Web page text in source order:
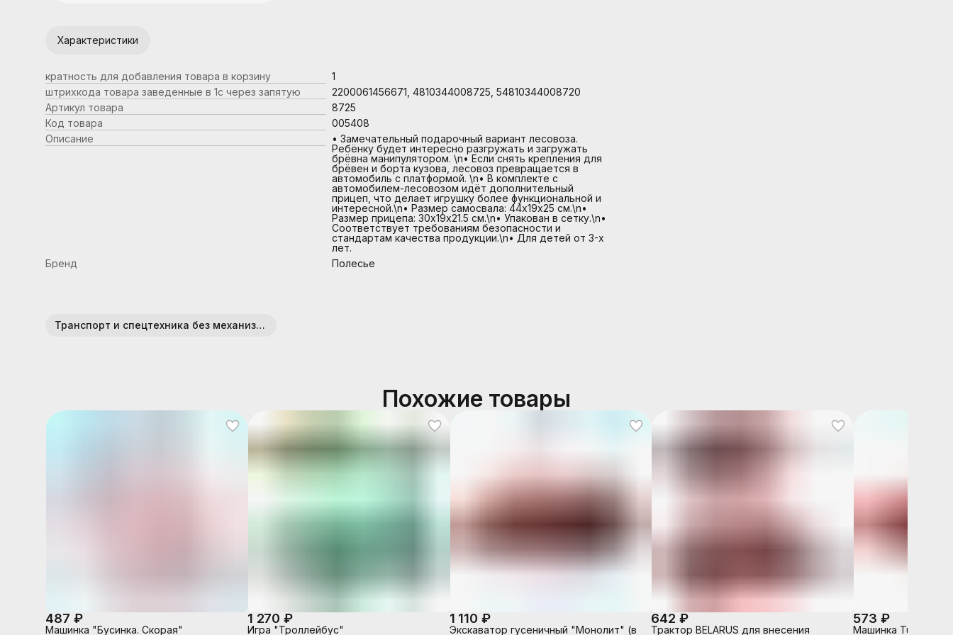
Характеристики
кратность для добавления товара в корзину
1
штрихкода товара заведенные в 1с через запятую
2200061456671, 4810344008725, 54810344008720
Артикул товара
8725
Код товара
005408
Описание
• Замечательный подарочный вариант лесовоза.
Ребёнку будет интересно разгружать и загружать
брёвна манипулятором. \n• Если снять крепления для
брёвен и борта кузова, лесовоз превращается в
автомобиль с платформой. \n• В комплекте с
автомобилем-лесовозом идёт дополнительный
прицеп, что делает игрушку более функциональной и
интересной.\n• Размер самосвала: 44х19х25 см.\n•
Размер прицепа: 30х19х21.5 см.\n• Упакован в сетку.\n•
Соответствует требованиям безопасности и
стандартам качества продукции.\n• Для детей от 3-х
лет.
Бренд
Полесье
Транспорт и спецтехника без механизмов (пластик)
Похожие товары
487 ₽
Машинка "Бусинка. Скорая"
1 270 ₽
Игра "Троллейбус"
1 110 ₽
Экскаватор гусеничный "Монолит" (в
642 ₽
Трактор BELARUS для внесения
573 ₽
Машинка Turbo "V-